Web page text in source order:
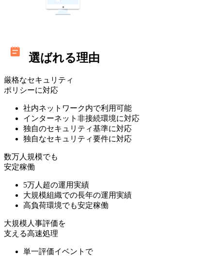
選ばれる理由
厳格なセキュリティ
ポリシーに対応
社内ネットワーク内で利用可能
インターネット非接続環境に対応
独自のセキュリティ基準に対応
独自なセキュリティ要件に対応
数万人規模でも
安定稼働
5万人超の運用実績
大規模組織での長年の運用実績
高負荷環境でも安定稼働
大規模人事評価を
支える高速処理
単一評価イベントで